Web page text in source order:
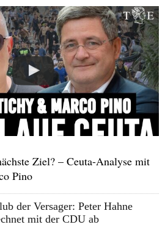
Ziel? – Ceuta-Analyse mit
Pino
der Versager: Peter Hahne
mit der CDU ab